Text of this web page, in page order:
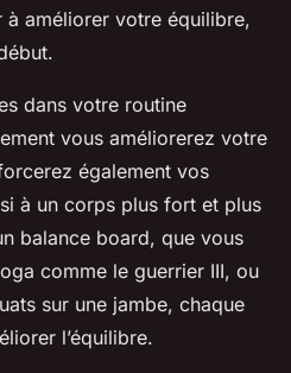
améliorer votre équilibre,
dans votre routine
vous améliorerez votre
également vos
à un corps plus fort et plus
balance board, que vous
comme le guerrier III, ou
sur une jambe, chaque
l’équilibre.